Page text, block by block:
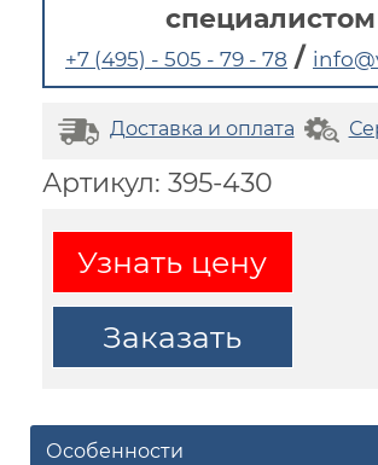
специалистом
+7 (495) - 505 - 79 - 78 /
Доставка и оплата
Артикул: 395-430
Узнать цену
Заказать
Особенности